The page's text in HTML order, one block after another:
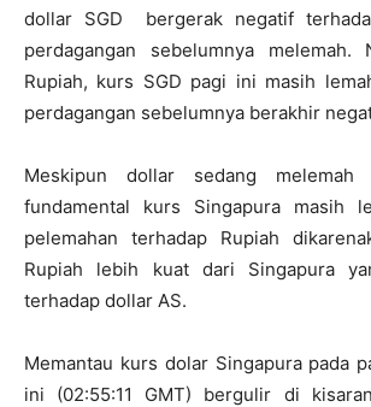
dollar SGD bergerak negatif
perdagangan sebelumnya melemah.
Rupiah, kurs SGD pagi ini masih
perdagangan sebelumnya berakhir
Meskipun dollar sedang
fundamental kurs Singapura masih
pelemahan terhadap Rupiah
Rupiah lebih kuat dari Singapura
terhadap dollar AS.
Memantau kurs dolar Singapura pada
ini (02:55:11 GMT) bergulir di